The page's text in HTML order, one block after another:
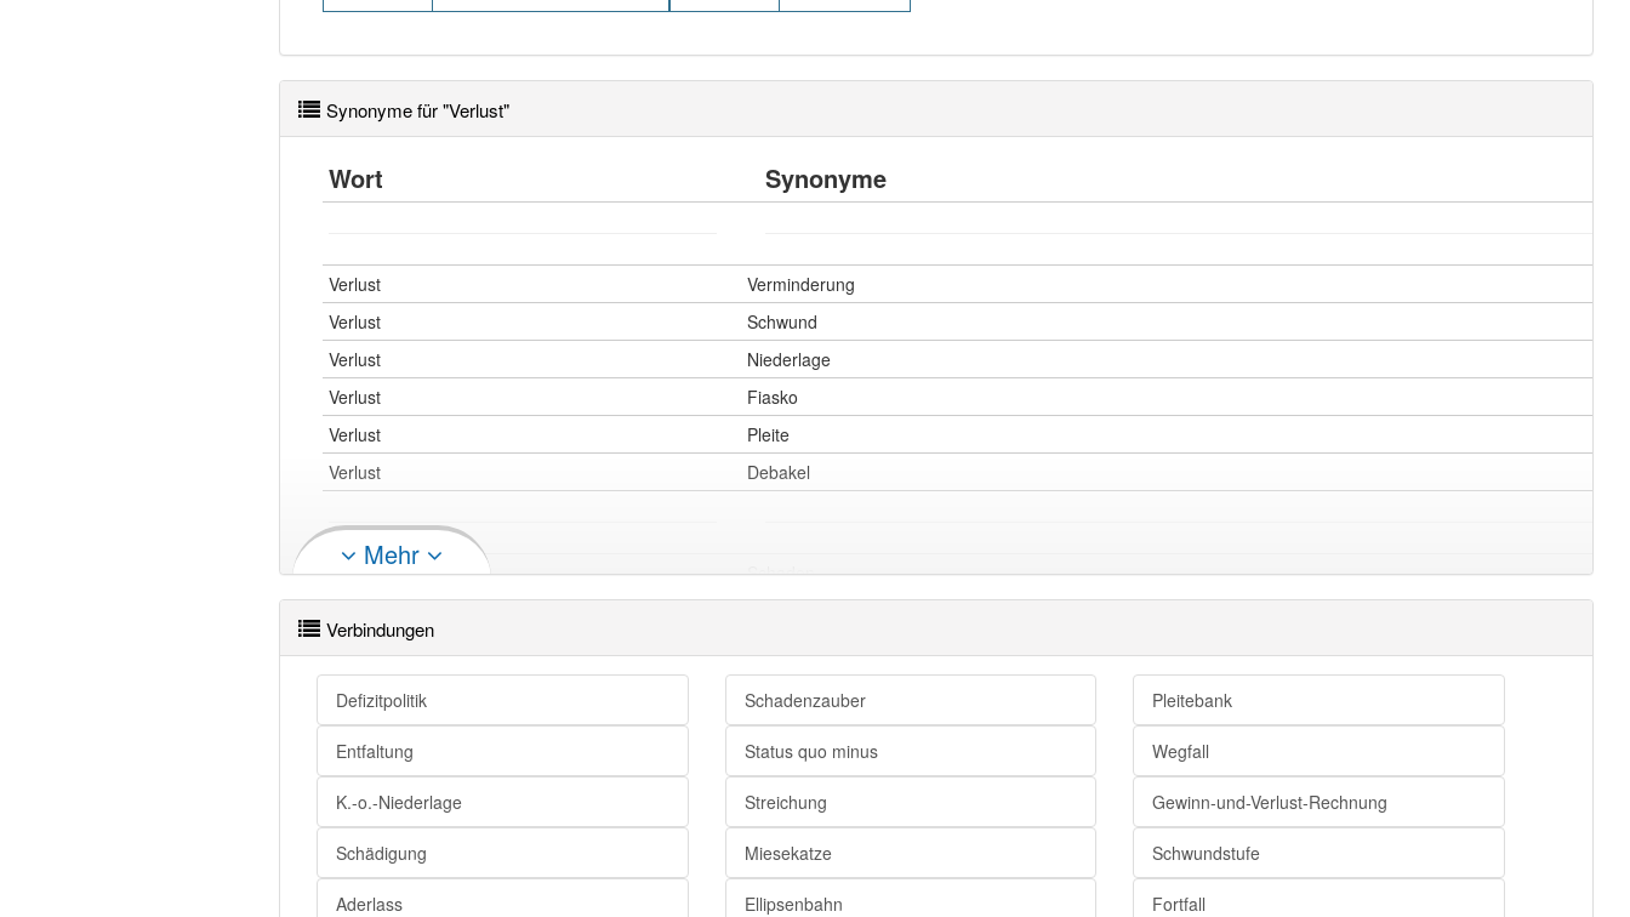
Synonyme für "Verlust"
Wort Synonyme
Verlust
Verminderung
Verlust
Schwund
Verlust
Niederlage
Verlust
Fiasko
Verlust
Pleite
Verlust
Debakel
Verlust
Schaden
Verlust
Fehlbetrag
Verlust
Einbuße
Verlust
Nachteil
Verlust
Miese
Mehr
Verbindungen
Defizitpolitik Schadenzauber Pleitebank
Entfaltung Status quo minus Wegfall
K.-o.-Niederlage Streichung Gewinn-und-Verlust-Rechnung
Schädigung Miesekatze Schwundstufe
Aderlass Ellipsenbahn Fortfall